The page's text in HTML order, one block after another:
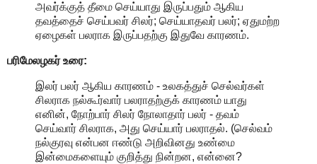
அவர்க்குத் தீமை செய்யாது இருப்பதும் ஆகிய
தவத்தைச் செய்பவர் சிலர்; செய்யாதவர் பலர்; ஏதுமற்ற
ஏழைகள் பலராக இருப்பதற்கு இதுவே காரணம்.
பரிமேலழகர் உரை:
இலர் பலர் ஆகிய காரணம் - உலகத்துச் செல்வர்கள்
சிலராக நல்கூர்வார் பலராதற்குக் காரணம் யாது
எனின், நோற்பார் சிலர் நோலாதார் பலர் - தவம்
செய்வார் சிலராக, அது செய்யார் பலராதல். (செல்வம்
நல்குரவு என்பன ஈண்டு அறிவினது உண்மை
இன்மைகளையும் குறித்து நின்றன, என்னை?